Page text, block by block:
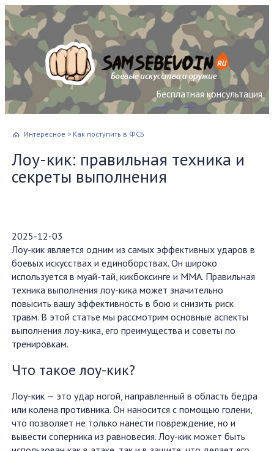
Бесплатная консультация
Интересное > Как поступить в ФСБ
Лоу-кик: правильная техника и
секреты выполнения
2025-12-03
Лоу-кик является одним из самых эффективных ударов в
боевых искусствах и единоборствах. Он широко
используется в муай-тай, кикбоксинге и MMA. Правильная
техника выполнения лоу-кика может значительно
повысить вашу эффективность в бою и снизить риск
травм. В этой статье мы рассмотрим основные аспекты
выполнения лоу-кика, его преимущества и советы по
тренировкам.
Что такое лоу-кик?
Лоу-кик — это удар ногой, направленный в область бедра
или колена противника. Он наносится с помощью голени,
что позволяет не только нанести повреждение, но и
вывести соперника из равновесия. Лоу-кик может быть